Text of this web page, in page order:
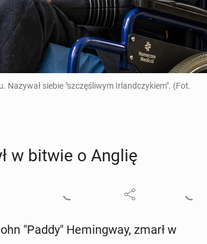
siebie "szczęśliwym Irlandczykiem". (Fot.
w bitwie o Anglię
"Paddy" He­min­gway, zmarł w